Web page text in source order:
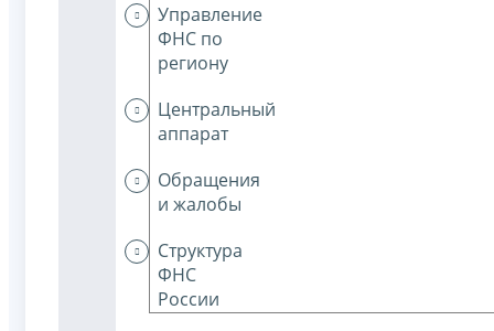
Управление
ФНС по
региону
Центральный
аппарат
Обращения
и жалобы
Структура
ФНС
России